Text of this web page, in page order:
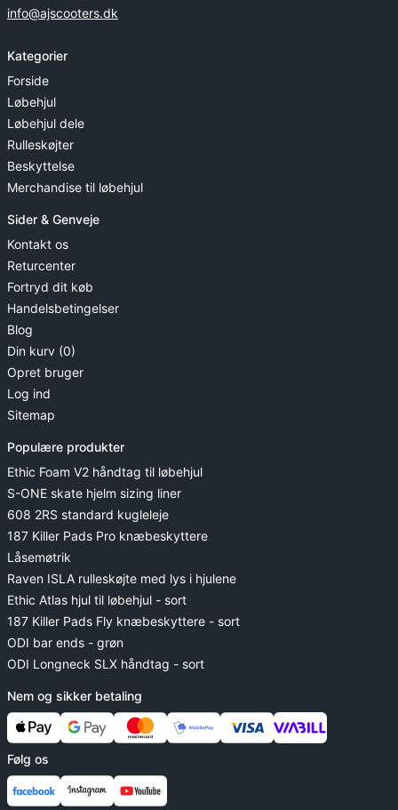
info@ajscooters.dk
Kategorier
Forside
Løbehjul
Løbehjul dele
Rulleskøjter
Beskyttelse
Merchandise til løbehjul
Sider & Genveje
Kontakt os
Returcenter
Fortryd dit køb
Handelsbetingelser
Blog
Din kurv (0)
Opret bruger
Log ind
Sitemap
Populære produkter
Ethic Foam V2 håndtag til løbehjul
S-ONE skate hjelm sizing liner
608 2RS standard kugleleje
187 Killer Pads Pro knæbeskyttere
Låsemøtrik
Raven ISLA rulleskøjte med lys i hjulene
Ethic Atlas hjul til løbehjul - sort
187 Killer Pads Fly knæbeskyttere - sort
ODI bar ends - grøn
ODI Longneck SLX håndtag - sort
Nem og sikker betaling
Følg os